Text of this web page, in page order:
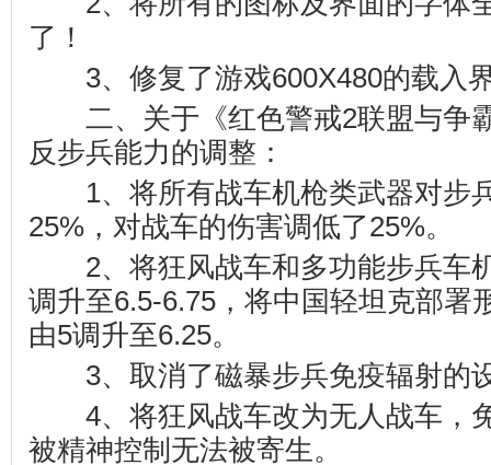
了！
3、修复了游戏600X480的载入
二、关于《红色警戒2联盟与争
反步兵能力的调整：
1、将所有战车机枪类武器对步
25%，对战车的伤害调低了25%。
2、将狂风战车和多功能步兵车
调升至6.5-6.75，将中国轻坦克部署
由5调升至6.25。
3、取消了磁暴步兵免疫辐射的
4、将狂风战车改为无人战车，
被精神控制无法被寄生。